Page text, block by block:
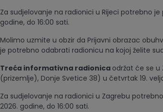
Za sudjelovanje na radionici u Rijeci potrebno je
godine, do 16:00 sati.
Molimo uzmite u obzir da Prijavni obrazac
je potrebno odabrati radionicu na kojoj želite
Treća informativna radionica održat će se u
(prizemlje), Donje Svetice 38) u četvrtak 19.
Za sudjelovanje na radionici u Zagrebu
2026. godine, do 16:00 sati.